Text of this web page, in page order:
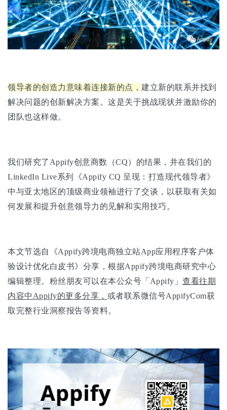
领导者的创造力意味着连接新的点， 建立新的联系并找到
解决问题的创新解决方案。这是关于挑战现状并激励你的
团队也这样做。
我们研究了Appify创意商数（CQ）的结果，并在我们的
LinkedIn Live系列《Appify CQ 呈现：打造现代领导者》
中与亚太地区的顶级商业领袖进行了交谈，以获取有关如
何发展和提升创意领导力的见解和实用技巧。
本文节选自《Appify跨境电商独立站App应用程序客户体
验设计优化白皮书》分享，根据Appify跨境电商研究中心
编辑整理。粉丝朋友可以在本公众号「Appify」 查看往期
内容中Appify的更多分享， 或者联系微信号AppifyCom获
取完整行业洞察报告等资料。